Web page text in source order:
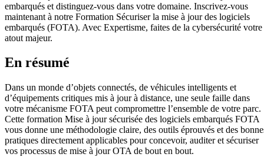
embarqués et distinguez-vous dans votre domaine. Inscrivez-vous
maintenant à notre Formation Sécuriser la mise à jour des logiciels
embarqués (FOTA). Avec Expertisme, faites de la cybersécurité votre
atout majeur.
En résumé
Dans un monde d’objets connectés, de véhicules intelligents et
d’équipements critiques mis à jour à distance, une seule faille dans
votre mécanisme FOTA peut compromettre l’ensemble de votre parc.
Cette formation Mise à jour sécurisée des logiciels embarqués FOTA
vous donne une méthodologie claire, des outils éprouvés et des
pratiques directement applicables pour concevoir, auditer et sécuriser
vos processus de mise à jour OTA de bout en bout.